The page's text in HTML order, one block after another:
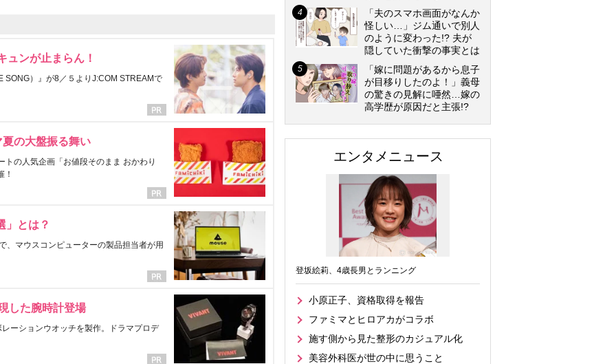
ュンが止まらん！
SONG）』が8／５よりJ:COM STREAMで
の大盤振る舞い
の人気企画「お値段そのまま おかわり
！
」とは？
、マウスコンピューターの製品担当者が用
した腕時計登場
ーションウオッチを製作。ドラマプロデ
「夫のスマホ画面がなんか
怪しい…」ジム通いで別人
のように変わった!? 夫が
隠していた衝撃の事実とは
「嫁に問題があるから息子
が目移りしたのよ！」義母
の驚きの見解に唖然…嫁の
高学歴が原因だと主張!?
エンタメニュース
登坂絵莉、4歳長男とランニング
小原正子、資格取得を報告
ファミマとヒロアカがコラボ
施す側から見た整形のカジュアル化
美容外科医が世の中に思うこと